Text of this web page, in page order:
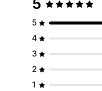
5
5
4
3
2
1